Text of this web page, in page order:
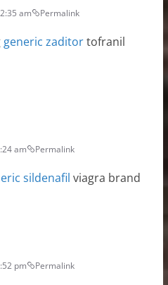
am Permalink
generic zaditortofranil
am Permalink
sildenafil viagra brand
pm Permalink